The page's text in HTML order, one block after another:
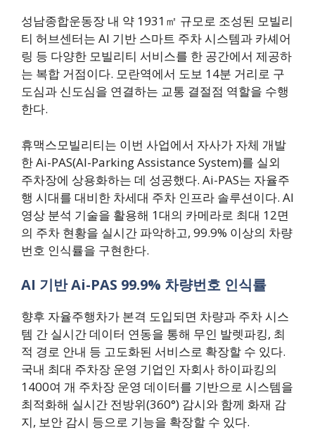
성남종합운동장 내 약 1931㎡ 규모로 조성된 모빌리
티 허브센터는 AI 기반 스마트 주차 시스템과 카셰어
링 등 다양한 모빌리티 서비스를 한 공간에서 제공하
는 복합 거점이다. 모란역에서 도보 14분 거리로 구
도심과 신도심을 연결하는 교통 결절점 역할을 수행
한다.
휴맥스모빌리티는 이번 사업에서 자사가 자체 개발
한 Ai-PAS(AI-Parking Assistance System)를 실외
주차장에 상용화하는 데 성공했다. Ai-PAS는 자율주
행 시대를 대비한 차세대 주차 인프라 솔루션이다. AI
영상 분석 기술을 활용해 1대의 카메라로 최대 12면
의 주차 현황을 실시간 파악하고, 99.9% 이상의 차량
번호 인식률을 구현한다.
AI 기반 Ai-PAS 99.9% 차량번호 인식률
향후 자율주행차가 본격 도입되면 차량과 주차 시스
템 간 실시간 데이터 연동을 통해 무인 발렛파킹, 최
적 경로 안내 등 고도화된 서비스로 확장할 수 있다.
국내 최대 주차장 운영 기업인 자회사 하이파킹의
1400여 개 주차장 운영 데이터를 기반으로 시스템을
최적화해 실시간 전방위(360°) 감시와 함께 화재 감
지, 보안 감시 등으로 기능을 확장할 수 있다.